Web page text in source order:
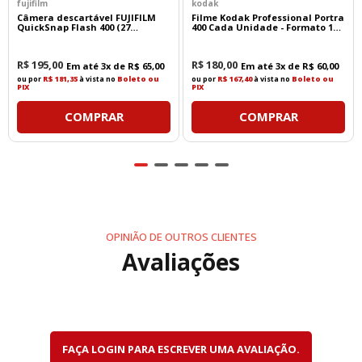
Arquitetura
Fotografia de interiores
Skate e esportes radicais
Astrofotografia
Óptica de Alta Qualidade
redução de aberrações.
Entre seus destaques estão:
Excelente nitidez em toda a imagem
Revestimento multicamadas (Multi Coating)
para minimizar reflexos e flare
fujifilm
Câmera descartável FUJIFILM
QuickSnap Flash 400 (27
R$195,00 Em até 3x de R$ 65,00
ou por R$ 181,35à vista no Boleto ou
PIX
COMPRAR
kodak
Filme Kodak Professional Portra
400 Cada Unidade - Formato 135
R$180,00 Em até 3x de R$ 60,00
ou por R$ 167,40à vista no Boleto ou
PIX
COMPRAR
OPINIÃO DE OUTROS CLIENTES
Avaliações
FAÇA LOGIN PARA ESCREVER UMA AVALIAÇÃO.